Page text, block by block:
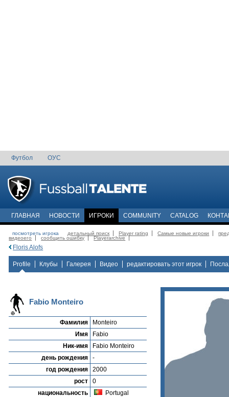
Футбол ОУС
ГЛАВНАЯ НОВОСТИ ИГРОКИ COMMUNITY CATALOG
посмотреть игрока детальный поиск Player rating Самые новые игроки
видеоего
сообщить ошибку Playerarchive
Floris Alofs
Profile Клубы Галерея Видео редактировать этот игрок
Fabio Monteiro
Фамилия
Monteiro
Имя
Fabio
Ник-имя
Fabio Monteiro
день рождения
-
год рождения
2000
рост
0
национальность
Portugal